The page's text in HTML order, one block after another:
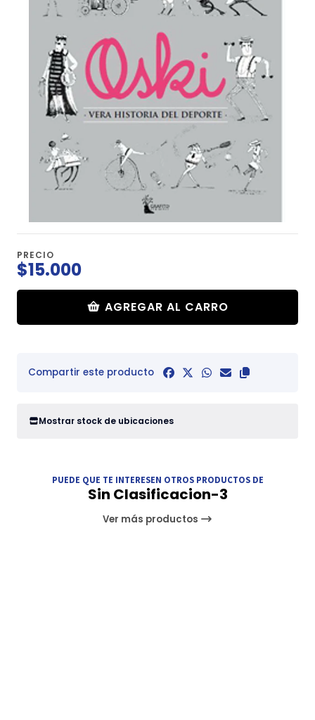
PRECIO
$15.000
AGREGAR AL CARRO
Compartir este producto
Mostrar stock de ubicaciones
PUEDE QUE TE INTERESEN OTROS PRODUCTOS DE
Sin Clasificacion-3
Ver más productos